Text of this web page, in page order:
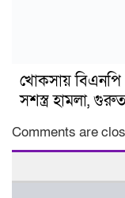
খোকসায়
সশস্ত্র হামলা,
Comments are